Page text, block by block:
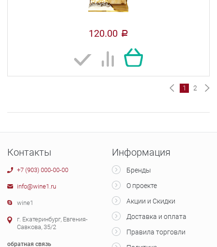
120.00 a
1 2
Контакты
+7 (903) 000-00-00
info@wine1.ru
wine1
г. Екатеринбург, Евгения-
Савкова, 35/2
обратная связь
Информация
Бренды
О проекте
Акции и Скидки
Доставка и оплата
Правила торговли